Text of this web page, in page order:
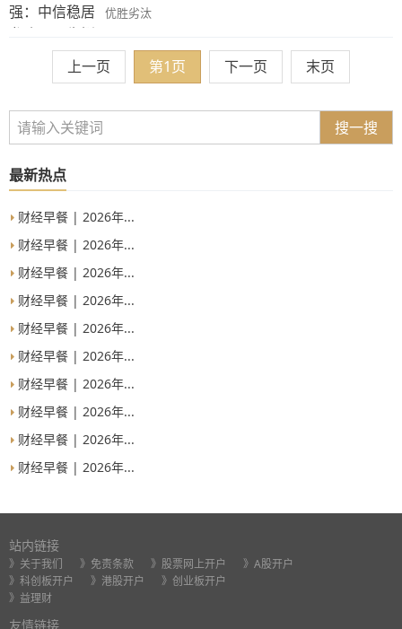
优胜劣汰
上一页 第1页 下一页 末页
搜一搜
最新热点
财经早餐 | 2026年...
财经早餐 | 2026年...
财经早餐 | 2026年...
财经早餐 | 2026年...
财经早餐 | 2026年...
财经早餐 | 2026年...
财经早餐 | 2026年...
财经早餐 | 2026年...
财经早餐 | 2026年...
财经早餐 | 2026年...
站内链接
》关于我们 》免责条款 》股票网上开户
》A股开户
》科创板开户
》港股开户
》创业板开户
》益理财
友情链接